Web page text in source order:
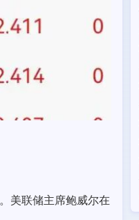
美联储主席鲍威尔在